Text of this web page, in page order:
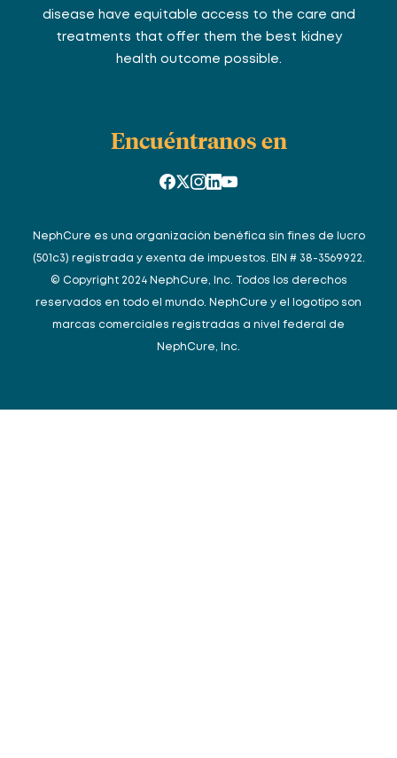
disease have equitable access to the care and
treatments that offer them the best kidney
health outcome possible.
Encuéntranos en
NephCure es una organización benéfica sin fines de lucro
(501c3) registrada y exenta de impuestos. EIN # 38-3569922.
© Copyright 2024 NephCure, Inc. Todos los derechos
reservados en todo el mundo. NephCure y el logotipo son
marcas comerciales registradas a nivel federal de
NephCure, Inc.